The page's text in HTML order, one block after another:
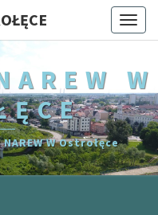
W
W Ostrołęce